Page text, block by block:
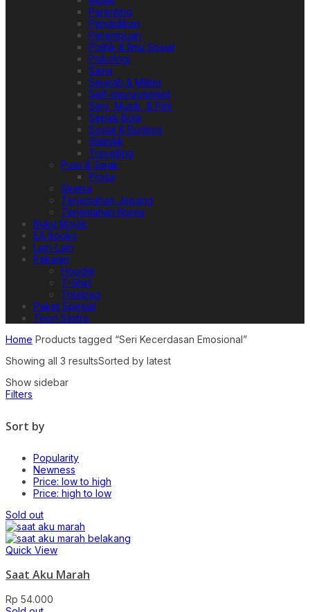
Parenting
Pendidikan
Perempuan
Politik & Ilmu Sosial
Psikologi
Sains
Sejarah & Militer
Self-improvement
Seni, Musik, & Film
Sepak Bola
Sosial & Budaya
Statistik
Travelling
Puisi & Sajak
Prosa
Sketsa
Terjemahan Jepang
Terjemahan Korea
Buku Mojok
EA Books
Lain-Lain
Pakaian
Hoodie
T-Shirt
Totebag
Paket Spesial
Teori Sastra
Home Products tagged “Seri Kecerdasan Emosional”
Showing all 3 resultsSorted by latest
Show sidebar
Filters
Sort by
Popularity
Newness
Price: low to high
Price: high to low
Sold out
Quick View
Saat Aku Marah
Rp 54.000